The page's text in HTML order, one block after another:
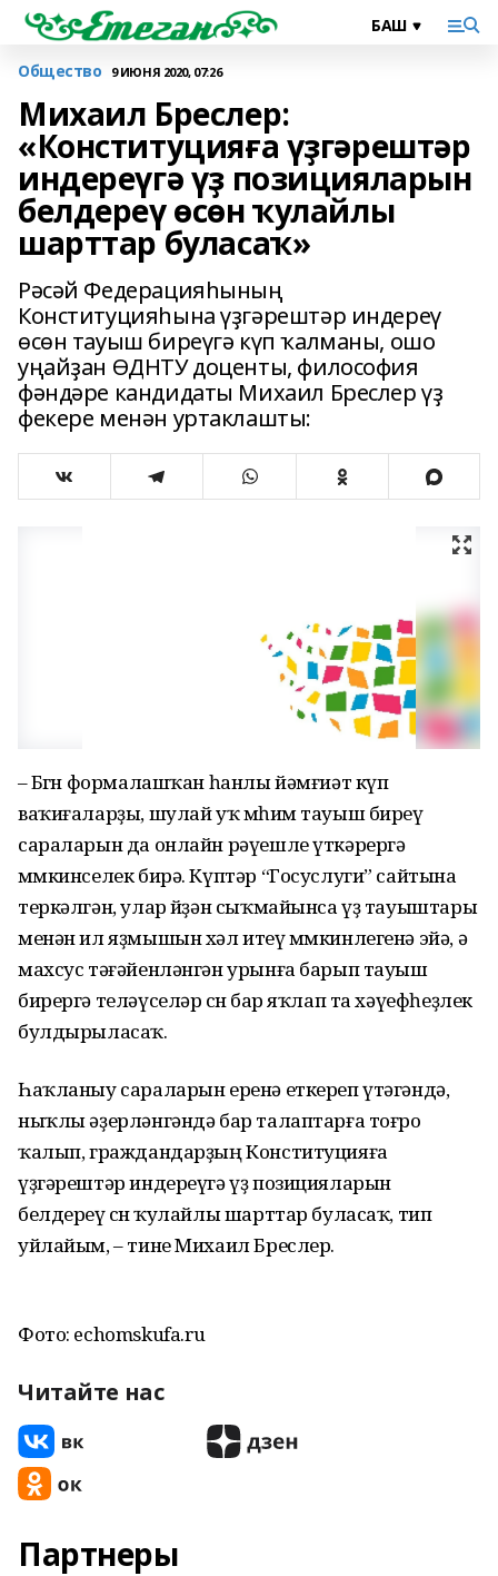
Общество 9 ИЮНЯ 2020, 07:26
Михаил Бреслер:
«Конституцияға үҙгәрештәр
индереүгә үҙ позицияларын
белдереү өсөн ҡулайлы
шарттар буласаҡ»
Рәсәй Федерацияһының
Конституцияһына үҙгәрештәр индереү
өсөн тауыш биреүгә күп ҡалманы, ошо
уңайҙан ӨДНТУ доценты, философия
фәндәре кандидаты Михаил Бреслер үҙ
фекере менән уртаклашты:
– Бөгөн формалашҡан һанлы йәмғиәт күп
ваҡиғаларҙы, шулай уҡ мөһим тауыш биреү
сараларын да онлайн рәүешле үткәрергә
мөмкинселек бирә. Күптәр “Госуслуги” сайтына
теркәлгән, улар өйҙән сыҡмайынса үҙ тауыштары
менән ил яҙмышын хәл итеү мөмкинлегенә эйә, ә
махсус тәғәйенләнгән урынға барып тауыш
бирергә теләүселәр өсөн бар яҡлап та хәүефһеҙлек
булдырыласаҡ.
Һаҡланыу сараларын еренә еткереп үтәгәндә,
ныҡлы әҙерләнгәндә бар талаптарға тоғро
ҡалып, граждандарҙың Конституцияға
үҙгәрештәр индереүгә үҙ позицияларын
белдереү өсөн ҡулайлы шарттар буласаҡ, тип
уйлайым, – тине Михаил Бреслер.
Фото: echomskufa.ru
Читайте нас
Партнеры